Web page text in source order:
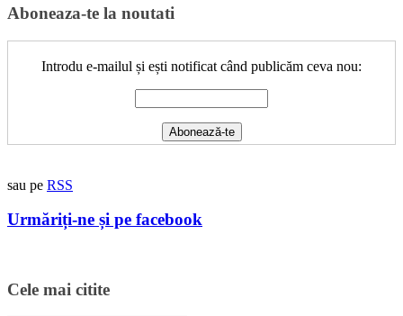
Aboneaza-te la noutati
Introdu e-mailul și ești notificat când publicăm ceva nou:
sau pe RSS
Urmăriți-ne și pe facebook
Cele mai citite